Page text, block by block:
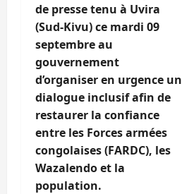
de presse tenu à Uvira
(Sud-Kivu) ce mardi 09
septembre au
gouvernement
d’organiser en urgence un
dialogue inclusif afin de
restaurer la confiance
entre les Forces armées
congolaises (FARDC), les
Wazalendo et la
population.